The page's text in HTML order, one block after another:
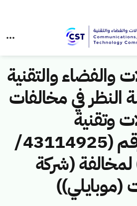
والفضاء والتقنية
النظر في مخالفات
وتقنية
المعلومات رقم (43114925/
لمخالفة (شركة
(موبايلي))